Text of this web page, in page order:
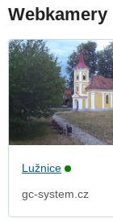
Webkamery
Lužnice
gc-system.cz